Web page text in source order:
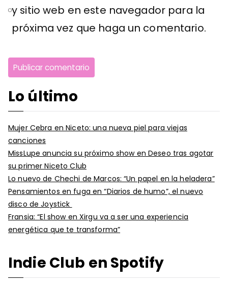
y sitio web en este navegador para la
próxima vez que haga un comentario.
Lo último
Mujer Cebra en Niceto: una nueva piel para viejas
canciones
MissLupe anuncia su próximo show en Deseo tras agotar
su primer Niceto Club
Lo nuevo de Chechi de Marcos: “Un papel en la heladera”
Pensamientos en fuga en “Diarios de humo”, el nuevo
disco de Joystick
Fransia: “El show en Xirgu va a ser una experiencia
energética que te transforma”
Indie Club en Spotify